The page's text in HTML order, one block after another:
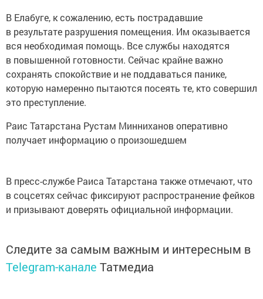
В Елабуге, к сожалению, есть пострадавшие
в результате разрушения помещения. Им оказывается
вся необходимая помощь. Все службы находятся
в повышенной готовности. Сейчас крайне важно
сохранять спокойствие и не поддаваться панике,
которую намеренно пытаются посеять те, кто совершил
это преступление.
Раис Татарстана Рустам Минниханов оперативно
получает информацию о произошедшем
В пресс-службе Раиса Татарстана также отмечают, что
в соцсетях сейчас фиксируют распространение фейков
и призывают доверять официальной информации.
Следите за самым важным и интересным в
Telegram-канале Татмедиа